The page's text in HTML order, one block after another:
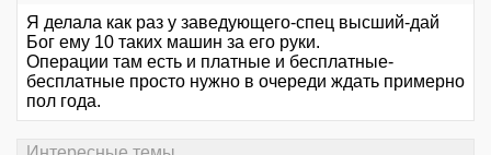
Я делала как раз у заведующего-спец высший-дай
Бог ему 10 таких машин за его руки.
Операции там есть и платные и бесплатные-
бесплатные просто нужно в очереди ждать примерно
пол года.